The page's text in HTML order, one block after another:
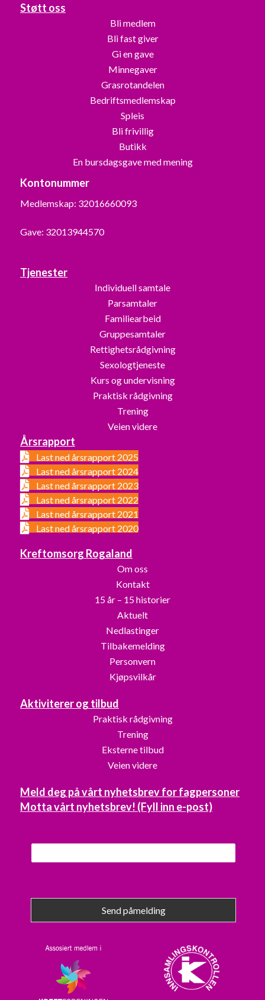
Støtt oss
Bli medlem
Bli fast giver
Gi en gave
Minnegaver
Grasrotandelen
Bedriftsmedlemskap
Spleis
Bli frivillig
Butikk
En bursdagsgave med mening
Kontonummer
Medlemskap: 32016660093
Gave: 32013944570
Tjenester
Individuell samtale
Parsamtaler
Familiearbeid
Gruppesamtaler
Rettighetsrådgivning
Sexologtjeneste
Kurs og undervisning
Praktisk rådgivning
Trening
Veien videre
Årsrapport
Last ned årsrapport 2025
Last ned årsrapport 2024
Last ned årsrapport 2023
Last ned årsrapport 2022
Last ned årsrapport 2021
Last ned årsrapport 2020
Kreftomsorg Rogaland
Om oss
Kontakt
15 år – 15 historier
Aktuelt
Nedlastinger
Tilbakemelding
Personvern
Kjøpsvilkår
Aktiviterer og tilbud
Praktisk rådgivning
Trening
Eksterne tilbud
Veien videre
Meld deg på vårt nyhetsbrev for fagpersoner
Motta vårt nyhetsbrev! (Fyll inn e-post)
Send påmelding